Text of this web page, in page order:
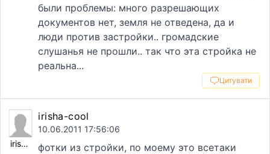
были проблемы: много разрешающих
документов нет, земля не отведена, да и
люди против застройки.. громадские
слушанья не прошли.. так что эта стройка не
реальна...
Цитувати
irisha-cool
irisha-cool
10.06.2011 17:56:06
фотки из стройки, по моему это всетаки